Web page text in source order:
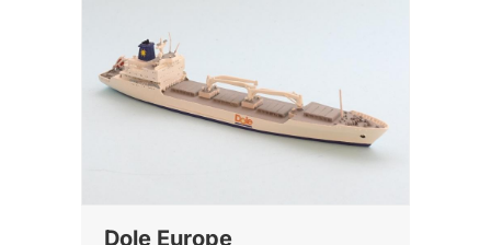
Dole Europe